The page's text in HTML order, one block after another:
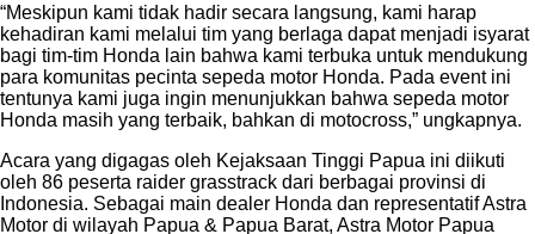
“Meskipun kami tidak hadir secara langsung, kami harap
kehadiran kami melalui tim yang berlaga dapat menjadi isyarat
bagi tim-tim Honda lain bahwa kami terbuka untuk mendukung
para komunitas pecinta sepeda motor Honda. Pada event ini
tentunya kami juga ingin menunjukkan bahwa sepeda motor
Honda masih yang terbaik, bahkan di motocross,” ungkapnya.
Acara yang digagas oleh Kejaksaan Tinggi Papua ini diikuti
oleh 86 peserta raider grasstrack dari berbagai provinsi di
Indonesia. Sebagai main dealer Honda dan representatif Astra
Motor di wilayah Papua & Papua Barat, Astra Motor Papua